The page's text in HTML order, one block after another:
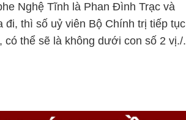
Nghệ Tĩnh là Phan Đình Trạc và
đi, thì số uỷ viên Bộ Chính trị tiếp tục
thể sẽ là không dưới con số 2 vị./.